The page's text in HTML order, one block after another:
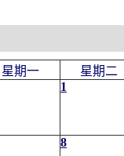
星期一
星期二
1
8